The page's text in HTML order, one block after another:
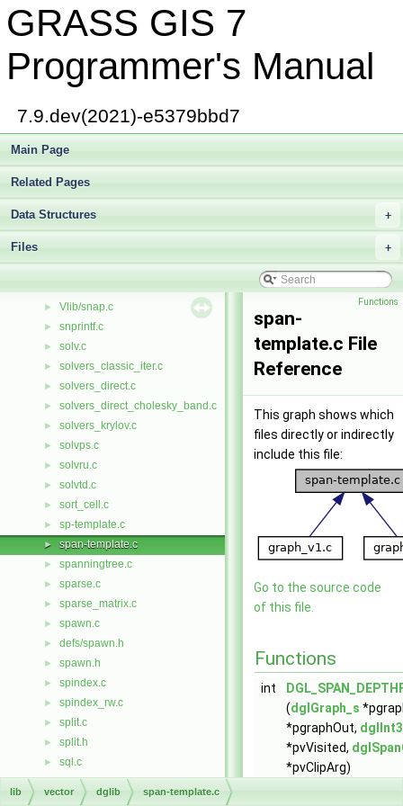
GRASS GIS 7
Programmer's Manual
7.9.dev(2021)-e5379bbd7
Main Page
Related Pages
+
Data Structures
+
Files
► show_elem.c
► shpopen.c
► sig.c
sigfile.c
sighold.c
sign.c
► sigset.c
► sigsetfile.c
► simple_features.c
► sindex.c
► sleep.c
► smgen.c
► Vlib/snap.c
► snprintf.c
► solv.c
► solvers_classic_iter.c
► solvers_direct.c
► solvers_direct_cholesky_band.c
► solvers_krylov.c
► solvps.c
► solvru.c
► solvtd.c
► sort_cell.c
► sp-template.c
► span-template.c
► spanningtree.c
► sparse.c
► sparse_matrix.c
► spawn.c
► defs/spawn.h
► spawn.h
► spindex.c
► spindex_rw.c
► split.c
► split.h
► sql.c
sqlCtype.c
defs/sqlp.h
Functions
span-
template.c File
Reference
This graph shows which
files directly or indirectly
include this file:
Go to the source code
of this file.
Functions
int
(dglGraph_s
*pgraphOut,
*pvVisited,
*pvClipArg)
lib vector dglib span-template.c